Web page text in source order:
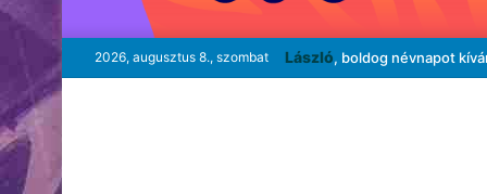
2026, augusztus 8., szombat László, boldog névnapot